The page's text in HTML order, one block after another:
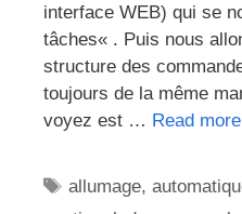
interface WEB) qui se
tâches« . Puis nous
structure des
toujours de la même
voyez est … Read
Étiquettes
allumage,